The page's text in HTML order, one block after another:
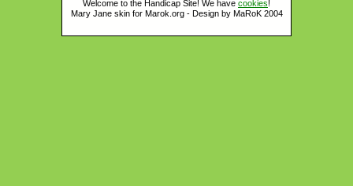
Welcome to the Handicap Site! We have cookies!
Mary Jane skin for Marok.org - Design by MaRoK 2004